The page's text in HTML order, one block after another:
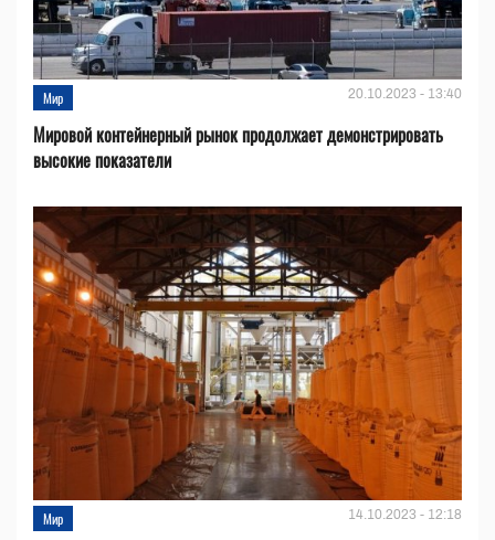
Мир 20.10.2023 - 13:40
Мировой контейнерный рынок продолжает демонстрировать
высокие показатели
Мир 14.10.2023 - 12:18